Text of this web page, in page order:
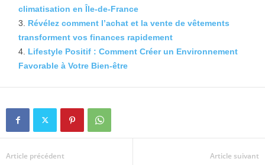
climatisation en Île-de-France
Révélez comment l’achat et la vente de vêtements
transforment vos finances rapidement
Lifestyle Positif : Comment Créer un Environnement
Favorable à Votre Bien-être
Article précédent Article suivant